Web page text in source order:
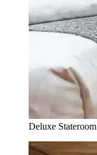
Deluxe Stateroom